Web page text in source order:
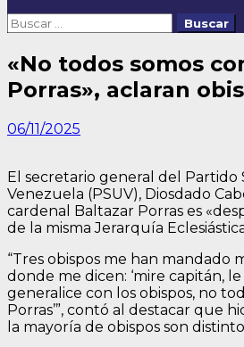
Buscar:
«No todos somos
Porras», aclaran
06/11/2025
El secretario general del Partido
Venezuela (PSUV), Diosdado
cardenal Baltazar Porras es
de la misma Jerarquía
“Tres obispos me han mandado
donde me dicen: ‘mire capitán,
generalice con los obispos, no
Porras’”, contó al destacar que
la mayoría de obispos son